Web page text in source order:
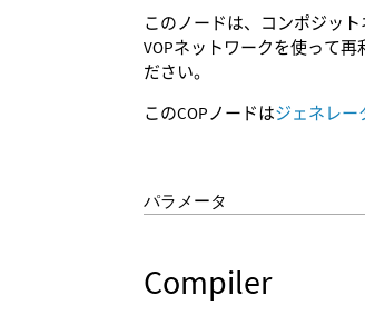
このノードは、コンポジッ
VOPネットワークを使って再
ださい。
このCOPノードはジェネレー
パラメータ
Compiler